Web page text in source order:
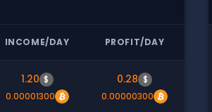
INCOME/DAY PROFIT/DAY
1.20 $
0.00001300
0.28 $
0.00000300